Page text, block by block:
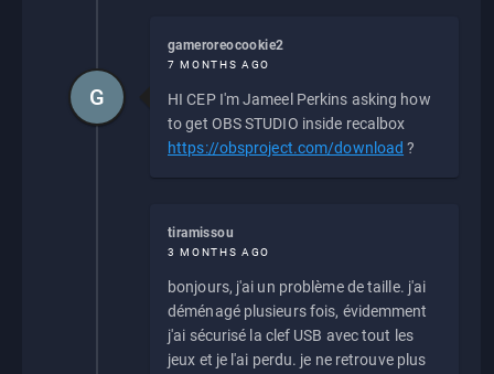
gameroreocookie2
7 MONTHS AGO
HI CEP I'm Jameel Perkins asking how
to get OBS STUDIO inside recalbox
https://obsproject.com/download ?
G
tiramissou
3 MONTHS AGO
bonjours, j'ai un problème de taille. j'ai
déménagé plusieurs fois, évidemment
j'ai sécurisé la clef USB avec tout les
jeux et je l'ai perdu. je ne retrouve plus